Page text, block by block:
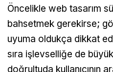
Öncelikle web tasarım
bahsetmek gerekirse;
uyuma oldukça dikkat
sıra işlevselliğe de
doğrultuda kullanıcının